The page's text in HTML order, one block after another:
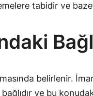
tabidir ve
belirlenir.
ve bu